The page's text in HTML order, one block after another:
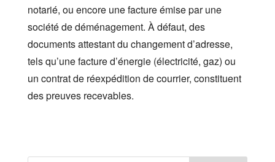
notarié, ou encore une facture émise par une
société de déménagement. À défaut, des
documents attestant du changement d’adresse,
tels qu’une facture d’énergie (électricité, gaz) ou
un contrat de réexpédition de courrier, constituent
des preuves recevables.